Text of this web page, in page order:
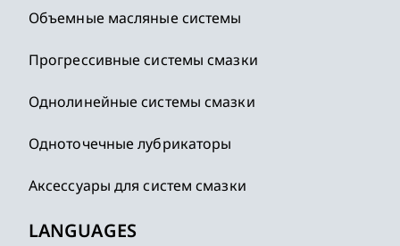
Объемные масляные системы
Прогрессивные системы смазки
Однолинейные системы смазки
Одноточечные лубрикаторы
Аксессуары для систем смазки
LANGUAGES